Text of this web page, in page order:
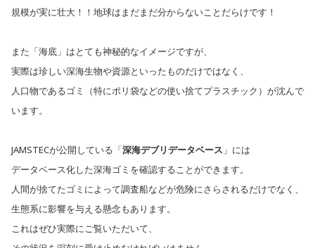
規模が実に壮大！！地球はまだまだ分からないことだらけです！
また「海底」はとても神秘的なイメージですが、
実際は珍しい深海生物や資源といったものだけではなく、
人口物であるゴミ（特にポリ袋などの使い捨てプラスチック）が沈んで
います。
JAMSTECが公開している「深海デブリデータベース 」には
データベース化した深海ゴミを確認することができます。
人間が捨てたゴミによって調査船などが危険にさらされるだけでなく、
生態系に影響を与える懸念もあります。
これはぜひ実際にご覧いただいて、